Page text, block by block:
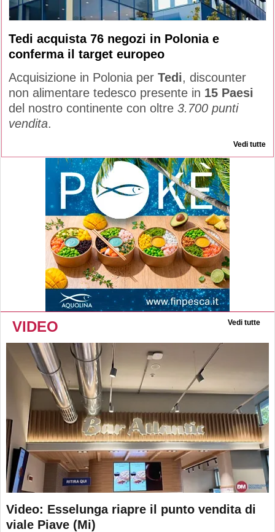
Tedi acquista 76 negozi in Polonia e
conferma il target europeo
Acquisizione in Polonia per Tedi, discounter
non alimentare tedesco presente in 15 Paesi
del nostro continente con oltre 3.700 punti
vendita.
Vedi tutte
VIDEO Vedi tutte
Video: Esselunga riapre il punto vendita di
viale Piave (Mi)